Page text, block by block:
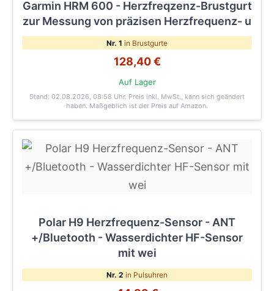
Garmin HRM 600 - Herzfreqzenz-Brustgurt
zur Messung von präzisen Herzfrequenz- u
Nr. 1 in Brustgurte
128,40 €
Auf Lager
Stand: 02.08.2026, 08:58 Uhr. Preis inkl. MwSt., kann sich geändert
haben. Maßgeblich ist der Preis auf Amazon.
Polar H9 Herzfrequenz-Sensor - ANT
+/Bluetooth - Wasserdichter HF-Sensor
mit wei
Nr. 2 in Pulsuhren